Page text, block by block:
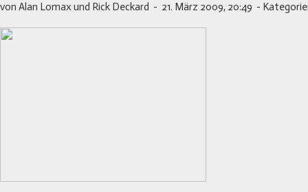
von Alan Lomax und Rick Deckard - 21. März 2009, 20:49 -